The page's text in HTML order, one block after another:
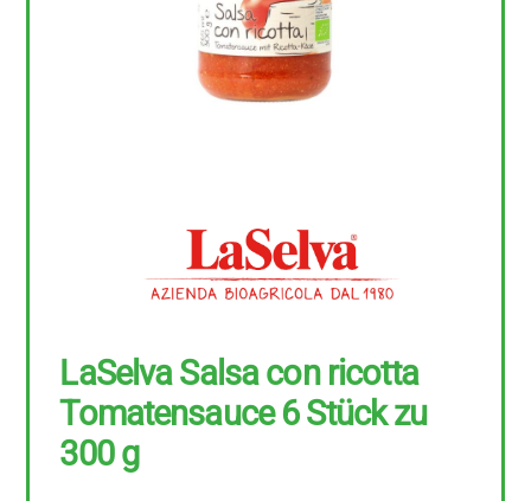
LaSelva Salsa con ricotta
Tomatensauce 6 Stück zu
300 g